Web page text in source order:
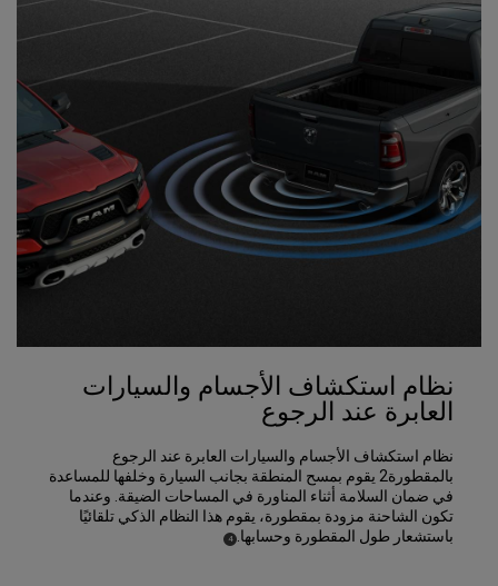
نظام استكشاف الأجسام والسيارات
العابرة عند الرجوع
نظام استكشاف الأجسام والسيارات العابرة عند الرجوع
بالمقطورة2 يقوم بمسح المنطقة بجانب السيارة وخلفها للمساعدة
في ضمان السلامة أثناء المناورة في المساحات الضيقة. وعندما
تكون الشاحنة مزودة بمقطورة، يقوم هذا النظام الذكي تلقائيًا
باستشعار طول المقطورة وحسابها.
(
Disclosure
4
)